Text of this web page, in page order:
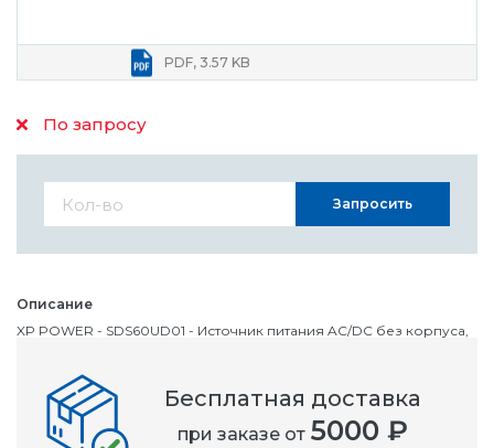
По запросу
PDF, 3.57 KB
Описание
XP POWER - SDS60UD01 - Источник питания AC/DC без корпуса,
Номенклатурный номер
OC1551005
Запросить
Бесплатная доставка
при заказе от 5000 ₽